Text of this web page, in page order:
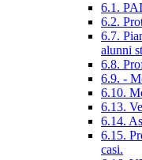
6.1.
6.2.
6.7.
alunni
6.8.
6.9. -
6.10.
6.13.
6.14.
6.15.
casi.